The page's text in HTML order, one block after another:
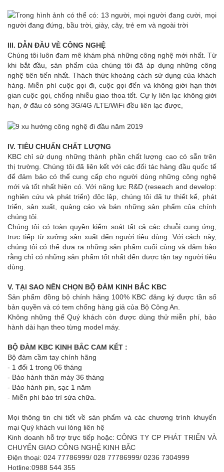
III. DẪN ĐẦU VỀ CÔNG NGHỆ
Chúng tôi luôn đam mê khám phá những công nghệ mới nhất. Từ
khi bắt đầu, sản phẩm của chúng tôi đã áp dụng những công
nghệ tiên tiến nhất. Thách thức khoảng cách sử dụng của khách
hàng. Miễn phí cuộc gọi đi, cuộc gọi đến và không giới hạn thời
gian cuộc gọi, chống nhiễu giao thoa tốt. Cự ly liên lạc không giới
hạn, ở đâu có sóng 3G/4G /LTE/WiFi đều liên lạc được,
IV. TIÊU CHUẨN CHẤT LƯỢNG
KBC chỉ sử dụng những thành phần chất lượng cao có sẵn trên
thị trường. Chúng tôi đã liên kết với các đối tác hàng đầu quốc tế
để đảm bảo có thể cung cấp cho người dùng những công nghệ
mới và tốt nhất hiện có. Với năng lực R&D (reseach and develop:
nghiên cứu và phát triển) độc lập, chúng tôi đã tự thiết kế, phát
triển, sản xuất, quảng cáo và bán những sản phẩm của chính
chúng tôi.
Chúng tôi có toàn quyền kiểm soát tất cả các chuỗi cung ứng,
trực tiếp từ xưởng sản xuất đến người tiêu dùng. Với cách này,
chúng tôi có thể đưa ra những sản phẩm cuối cùng và đảm bảo
rằng chỉ có những sản phẩm tốt nhất đến được tận tay người tiêu
dùng.
V. TẠI SAO NÊN CHỌN BỘ ĐÀM KINH BẮC KBC
Sản phẩm đồng bộ chính hãng 100% KBC đăng ký được tần số
bản quyền và có tem chống hàng giả của Bộ Công An.
Không những thế Quý khách còn được dùng thử miễn phí, bảo
hành dài hạn theo từng model máy.
BỘ ĐÀM KBC KINH BẮC CAM KẾT :
Bộ đàm cầm tay chính hãng
- 1 đổi 1 trong 06 tháng
- Bảo hành thân máy 36 tháng
- Bảo hành pin, sạc 1 năm
- Miễn phí bảo trì sửa chữa.
Mọi thông tin chi tiết về sản phẩm và các chương trình khuyến
mại Quý khách vui lòng liên hệ
Kinh doanh hỗ trợ trực tiếp hoặc: CÔNG TY CP PHÁT TRIỂN VÀ
CHUYỂN GIAO CÔNG NGHỆ KINH BẮC
Điện thoại: 024 77786999/ 028 77786999/ 0236 7304999
Hotline:0988 544 355